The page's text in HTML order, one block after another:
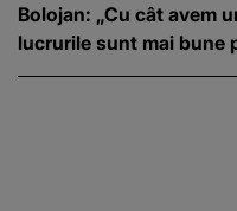
Bolojan: „Cu cât avem
lucrurile sunt mai bune